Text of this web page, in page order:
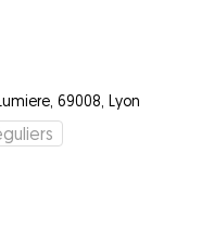
69008, Lyon